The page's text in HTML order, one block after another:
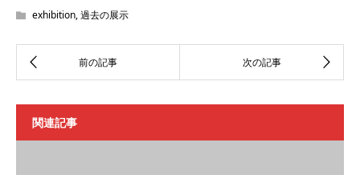
exhibition,過去の展示
関連記事